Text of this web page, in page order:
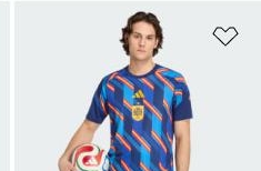
Pridať do zoznamu želaných